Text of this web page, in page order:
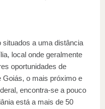
a uma distância
local onde geralmente
oportunidades de
Goiás, o mais próximo e
encontra-se a pouco
está a mais de 50